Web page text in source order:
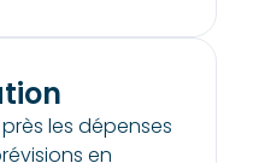
les dépenses
en